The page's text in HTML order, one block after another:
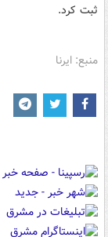
ثبت کرد.
منبع: ایرنا